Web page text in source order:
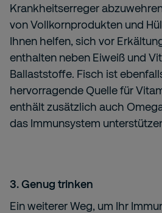
Krankheitserreger
von Vollkornprodukten und
Ihnen helfen, sich vor
enthalten neben Eiweiß und
Ballaststoffe. Fisch ist
hervorragende Quelle für
enthält zusätzlich auch
das Immunsystem
3. Genug trinken
Ein weiterer Weg, um Ihr